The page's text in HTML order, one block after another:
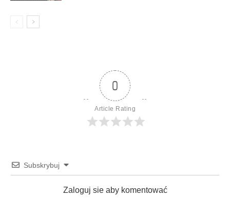
0
Article Rating
Subskrybuj
Zaloguj sie aby komentować